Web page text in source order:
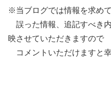
※当ブログでは情報を求めて
誤った情報、追記すべき
映させていただきますので
コメントいただけますと幸